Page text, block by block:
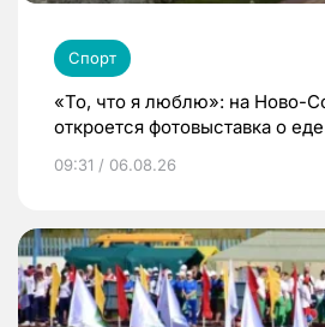
Спорт
«То, что я люблю»: на Ново-
откроется фотовыставка о
09:31 / 06.08.26